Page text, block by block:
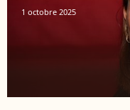
1 octobre 2025